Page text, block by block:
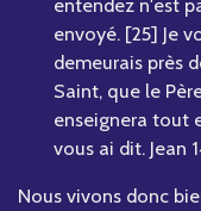
envoyé. [25] Je
demeurais près
Saint, que le
enseignera tout
vous ai dit. Jean
Nous vivons donc